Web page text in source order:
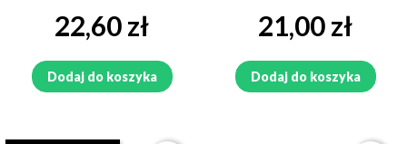
Cena
22,60 zł
Dodaj do koszyka
Cena
21,00 zł
Dodaj do koszyka